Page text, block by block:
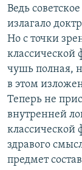
Ведь
излагало
Но с точки
классической
чушь полная,
в этом
Теперь не
внутренней
классической
здравого
предмет